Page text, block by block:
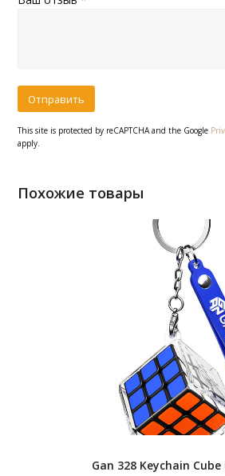
This site is protected by reCAPTCHA and the Google
apply.
Похожие товары
Gan 328 Keychain